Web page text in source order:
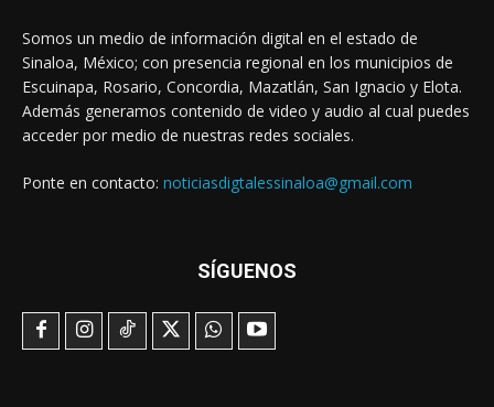
Somos un medio de información digital en el estado de
Sinaloa, México; con presencia regional en los municipios de
Escuinapa, Rosario, Concordia, Mazatlán, San Ignacio y Elota.
Además generamos contenido de video y audio al cual puedes
acceder por medio de nuestras redes sociales.
Ponte en contacto: noticiasdigtalessinaloa@gmail.com
SÍGUENOS